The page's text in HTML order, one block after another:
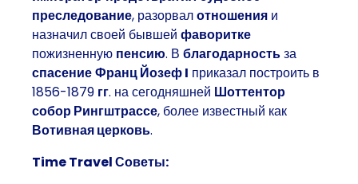
преследование, разорвалотношения и
назначил своей бывшей фаворитке
пожизненную пенсию. В благодарностьза
спасениеФранц Йозеф I приказал построить в
1856-1879 гг. на сегодняшней Шоттентор
собор Рингштрассе, более известный как
Вотивная церковь.
Time Travel Советы: